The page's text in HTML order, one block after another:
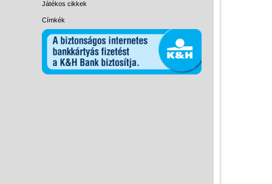
Játékos cikkek
Címkék
Papírszínház
Pixelhobby